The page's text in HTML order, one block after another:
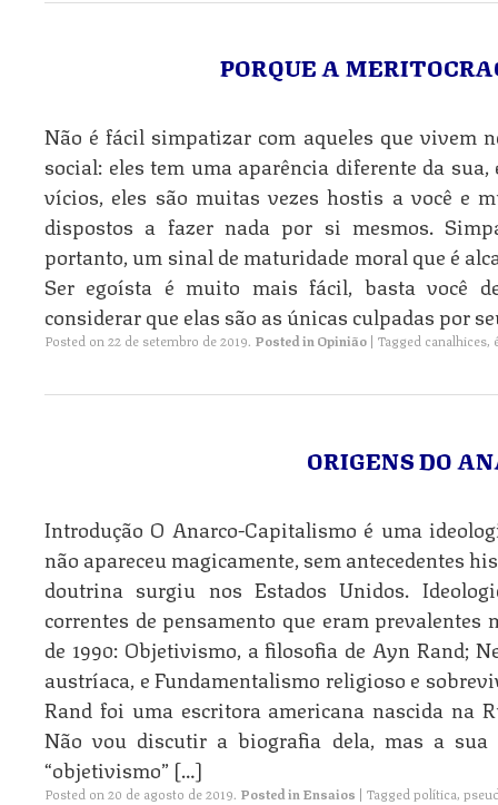
PORQUE A
Não é fácil simpatizar com aqueles que vivem
social: eles tem uma aparência diferente da
vícios, eles são muitas vezes hostis a você e
dispostos a fazer nada por si mesmos.
portanto, um sinal de maturidade moral que é
Ser egoísta é muito mais fácil, basta você
considerar que elas são as únicas culpadas por
Posted on22 de setembro de 2019. Posted inOpinião | Tagged canalhices,
ORIGENS DO
Introdução O Anarco-Capitalismo é uma
não apareceu magicamente, sem antecedentes
doutrina surgiu nos Estados Unidos.
correntes de pensamento que eram prevalentes
de 1990: Objetivismo, a filosofia de Ayn Rand;
austríaca, e Fundamentalismo religioso e
Rand foi uma escritora americana nascida na
Não vou discutir a biografia dela, mas a sua
“objetivismo” […]
Posted on 20 de agosto de 2019. Posted in Ensaios | Tagged política,